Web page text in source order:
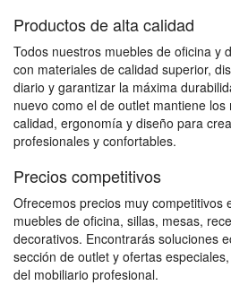
Productos de alta calidad
Todos nuestros muebles de oficina y
con materiales de calidad superior,
diario y garantizar la máxima
nuevo como el de outlet mantiene
calidad, ergonomía y diseño para
profesionales y confortables.
Precios competitivos
Ofrecemos precios muy competitivos
muebles de oficina, sillas, mesas,
decorativos. Encontrarás soluciones
sección de outlet y ofertas
del mobiliario profesional.